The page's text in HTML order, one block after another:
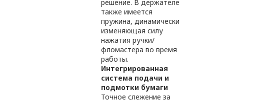
решение. В держателе
также имеется
пружина, динамически
изменяющая силу
нажатия ручки/
фломастера во время
работы.
Интегрированная
система подачи и
подмотки бумаги
Точное слежение за